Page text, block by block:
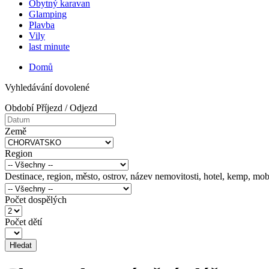
Obytný karavan
Glamping
Plavba
Vily
last minute
Domů
Vyhledávání dovolené
Období Příjezd / Odjezd
Země
Region
Destinace, region, město, ostrov, název nemovitosti, hotel, kemp,
Počet dospělých
Počet dětí